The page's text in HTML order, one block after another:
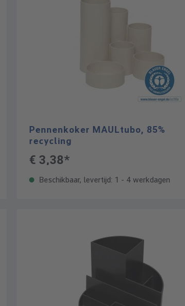
Pennenkoker MAULtubo, 85%
recycling
€ 3,38*
Beschikbaar, levertijd: 1 - 4 werkdagen